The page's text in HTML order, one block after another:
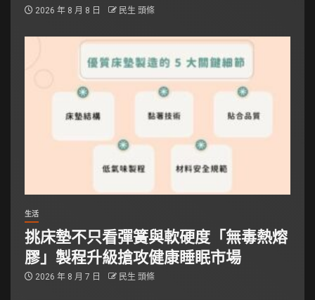
2026 年 8 月 8 日 民生 頭條
生活
挑床墊不只看彈簧與軟硬度「無毒熱熔
膠」製程升級搶攻健康睡眠市場
2026 年 8 月 7 日 民生 頭條